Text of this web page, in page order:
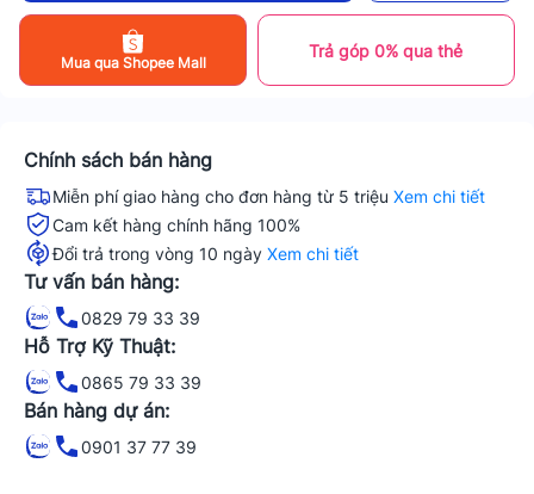
Mua qua Shopee Mall
Trả góp 0% qua thẻ
Chính sách bán hàng
Miễn phí giao hàng cho đơn hàng từ 5 triệu Xem chi tiết
Cam kết hàng chính hãng 100%
Đổi trả trong vòng 10 ngày Xem chi tiết
Tư vấn bán hàng:
0829 79 33 39
Hỗ Trợ Kỹ Thuật:
0865 79 33 39
Bán hàng dự án:
0901 37 77 39